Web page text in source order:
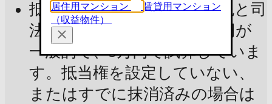
抵当権抹消費用：登録免許税と司
法書士報酬の合計で2〜3万円が
一般的で、3万円で試算していま
す。抵当権を設定していない、
またはすでに抹消済みの場合は
居住用マンション
賃貸用マンション
（収益物件）